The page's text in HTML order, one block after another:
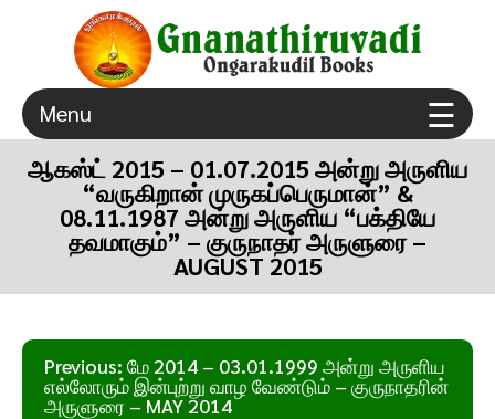
Gnanathiruvadi Ongarakudil Books – Tamil Spiritual
Books Free Download
ongarakudil sri agathiar sanmarga sangam thuraiyur
true spiritual gurugulam
Menu ☰
ஆகஸ்ட் 2015 – 01.07.2015 அன்று அருளிய
“வருகிறான் முருகப்பெருமான்” &
08.11.1987 அன்று அருளிய “பக்தியே
தவமாகும்” – குருநாதர் அருளுரை –
AUGUST 2015
Post
navigation
Previous: மே 2014 – 03.01.1999 அன்று அருளிய
எல்லோரும் இன்புற்று வாழ வேண்டும் – குருநாதரின்
அருளுரை – MAY 2014